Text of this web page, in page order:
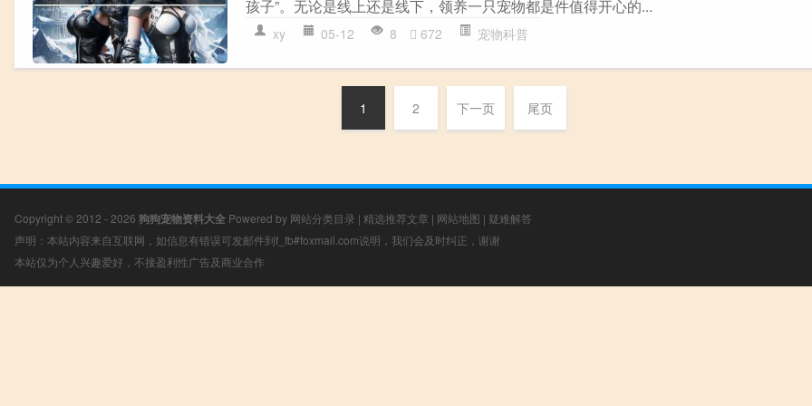
孩子”。无论是线上还是线下，领养一只宠物都是件值得开心的...
xy 05-12 8 672 宠物科普
1 2 下一页 尾页
Copyright © 2012 - 2026 狗狗宠物资料大全 Powered by 网站分类目录 | 精选推荐文章 | 网站地图 | 疑难解答
声明：本站内容来自互联网，如信息有错误可发邮件到f_fb#foxmail.com说明，我们会及时纠正，谢谢
本站仅为个人兴趣爱好，不接盈利性广告及商业合作